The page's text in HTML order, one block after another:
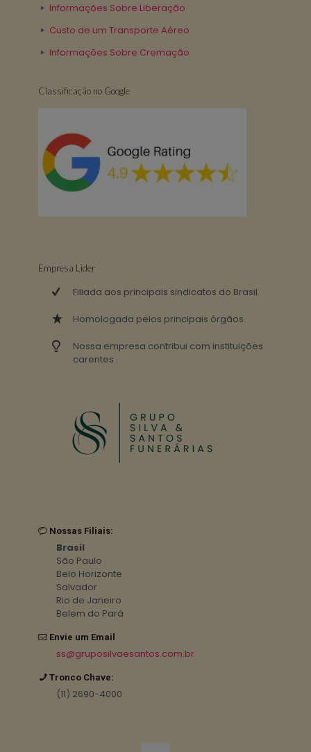
Informações Sobre Liberação
Custo de um Transporte Aéreo
Informações Sobre Cremação
Classificação no Google
Empresa Lider
Filiada aos principais sindicatos do Brasil.
Homologada pelos principais órgãos.
Nossa empresa contribui com instituições
carentes .
Nossas Filiais:
Brasil
São Paulo
Belo Horizonte
Salvador
Rio de Janeiro
Belem do Pará
Envie um Email
ss@gruposilvaesantos.com.br
Tronco Chave:
(11) 2690-4000